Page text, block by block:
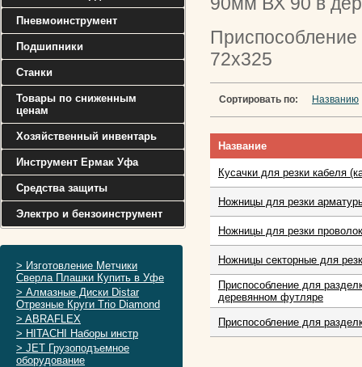
Пневмоинструмент
Подшипники
Станки
Товары по сниженным
ценам
Хозяйственный инвентарь
Инструмент Ермак Уфа
Средства защиты
Электро и бензоинструмент
> Изготовление Метчики
Сверла Плашки Купить в Уфе
> Алмазные Диски Distar
Отрезные Круги Trio Diamond
> ABRAFLEX
> HITACHI Наборы инстр
> JET Грузоподъемное
оборудование
72х325
Сортировать по: Названию
Название
Кусачки для резки кабеля
Ножницы для резки
Ножницы для резки
Ножницы секторные для
Приспособление для
деревянном футляре
Приспособление для